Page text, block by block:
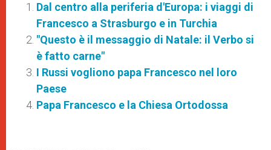
Dal centro alla periferia d'Europa: i viaggi di
Francesco a Strasburgo e in Turchia
"Questo è il messaggio di Natale: il Verbo si
è fatto carne"
I Russi vogliono papa Francesco nel loro
Paese
Papa Francesco e la Chiesa Ortodossa